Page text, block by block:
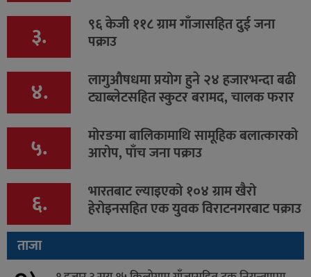
३. ९६ केजी ११८ ग्राम गाँजासहित दुई जना
पक्राउ
४. लागुऔषधमा प्रयोग हुने २४ हजारभन्दा बढी
ट्याब्लेटसहित स्कुटर बरामद, चालक फरार
५. मोरङमा बालिकामाथि सामूहिक बलात्कारको
आरोप, पाँच जना पक्राउ
६. भारतबाट ल्याइएको १०४ ग्राम खैरो
हेरोइनसहित एक युवक विराटनगरबाट पक्राउ
ताजा